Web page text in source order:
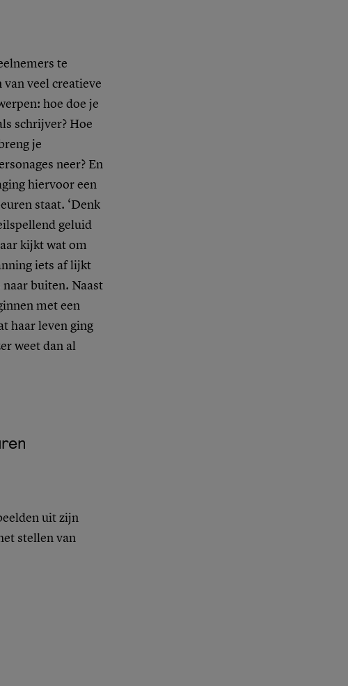
te
veel creatieve
hoe doe je
schrijver? Hoe
je
neer? En
hiervoor een
staat. ‘Denk
geluid
kijkt wat om
iets af lijkt
buiten. Naast
met een
haar leven ging
weet dan al
uit zijn
stellen van